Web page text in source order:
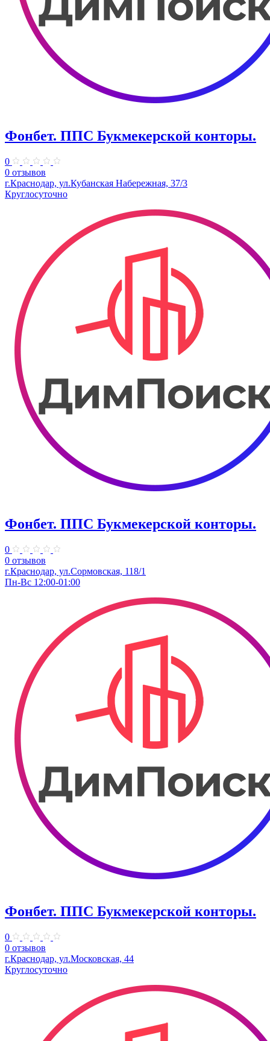
Фонбет. ППС Букмекерской конторы.
0
0 отзывов
г.Краснодар, ул.Кубанская Набережная, 37/3
Круглосуточно
Фонбет. ППС Букмекерской конторы.
0
0 отзывов
г.Краснодар, ул.Сормовская, 118/1
Пн-Вс 12:00-01:00
Фонбет. ППС Букмекерской конторы.
0
0 отзывов
г.Краснодар, ул.Московская, 44
Круглосуточно